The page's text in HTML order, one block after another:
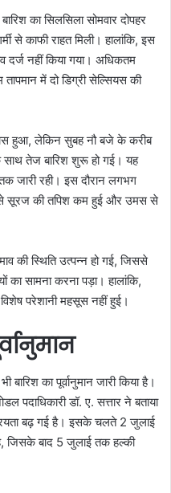
का सिलसिला सोमवार दोपहर
से काफी राहत मिली। हालांकि, इस
दर्ज नहीं किया गया। अधिकतम
में दो डिग्री सेल्सियस की
हुआ, लेकिन सुबह नौ बजे के करीब
तेज बारिश शुरू हो गई। यह
जारी रही। इस दौरान लगभग
सूरज की तपिश कम हुई और उमस से
की स्थिति उत्पन्न हो गई, जिससे
का सामना करना पड़ा। हालांकि,
परेशानी महसूस नहीं हुई।
बारिश का पूर्वानुमान जारी किया है।
पदाधिकारी डॉ. ए. सत्तार ने बताया
बढ़ गई है। इसके चलते 2 जुलाई
जिसके बाद 5 जुलाई तक हल्की